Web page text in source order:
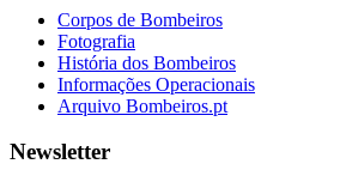
Corpos de Bombeiros
Fotografia
História dos Bombeiros
Informações Operacionais
Arquivo Bombeiros.pt
Newsletter